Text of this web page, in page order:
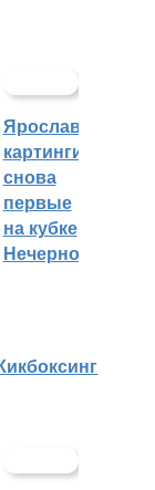
Ярославские
картингисты
снова
первые
на кубке
Нечерноземья